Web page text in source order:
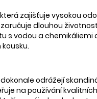
zajišťuje vysokou
dlouhou
vodou a chemikáliemi
odrážejí
na používání